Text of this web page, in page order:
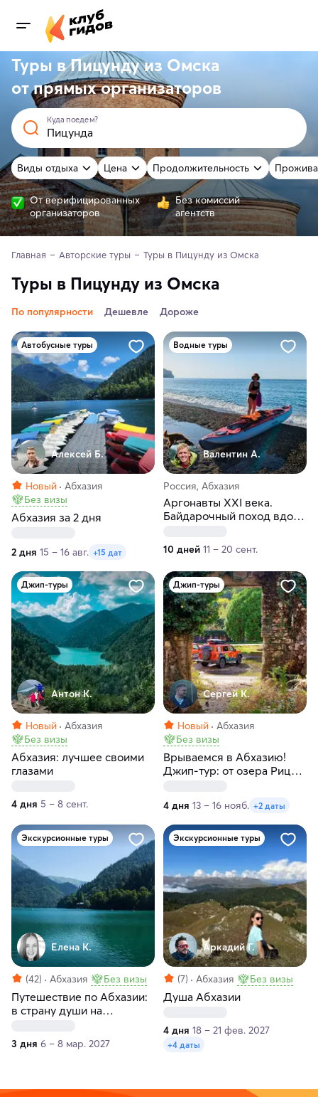
Туры в Пицунду из Омска
отпрямыхорганизаторов
Куда поедем?
Виды отдыха Цена Продолжительность
От верифицированных
организаторов
Без комиссий
агентств
Главная Авторские туры Туры в Пицунду из Омска
Туры в Пицунду из Омска
По популярности Дешевле Дороже
Автобусные туры
Алексей Б.
Новый
Абхазия
Без визы
Абхазия за 2 дня
2 дня 15 – 16 авг. +15 дат
Водные туры
Валентин А.
Россия, Абхазия
Аргонавты XXI века.
Байдарочный поход вдоль
10 дней 11 – 20 сент.
Джип-туры
Антон К.
Новый
Абхазия
Без визы
Абхазия: лучшее своими
глазами
4 дня 5 – 8 сент.
Джип-туры
Сергей К.
Новый
Абхазия
Без визы
Врываемся в Абхазию!
Джип-тур: от озера Рица
4 дня 13 – 16 нояб. +2 даты
Экскурсионные туры
Елена К.
(42) Абхазия Без визы
Путешествие по Абхазии:
в страну души на
3 дня 6 – 8 мар. 2027
Экскурсионные туры
Аркадий Г.
(7) Абхазия Без визы
Душа Абхазии
4 дня 18 – 21 фев. 2027
+4 даты